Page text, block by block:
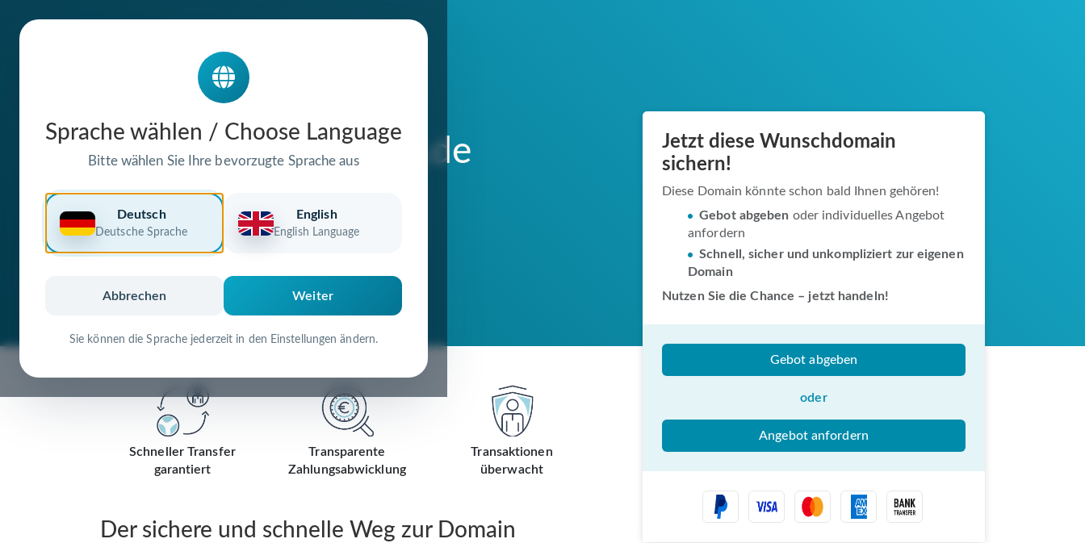
Sprache wählen / Choose Language
Bitte wählen Sie Ihre bevorzugte Sprache aus
Deutsch
Deutsche Sprache
English
English Language
Abbrechen Weiter
Sie können die Sprache jederzeit in den Einstellungen ändern.
Die Domain
lanz-bulldog-krause.de
steht zum Verkauf
Premium Domain Verifizierte Domain
Schneller Transfer
garantiert
Transparente
Zahlungsabwicklung
Transaktionen
überwacht
Der sichere und schnelle Weg zur Domain
Jetzt diese Wunschdomain
sichern!
Diese Domain könnte schon bald Ihnen gehören!
Gebot abgeben oder individuelles Angebot
anfordern
Schnell, sicher und unkompliziert zur eigenen
Domain
Nutzen Sie die Chance – jetzt handeln!
Gebot abgeben
oder
Angebot anfordern